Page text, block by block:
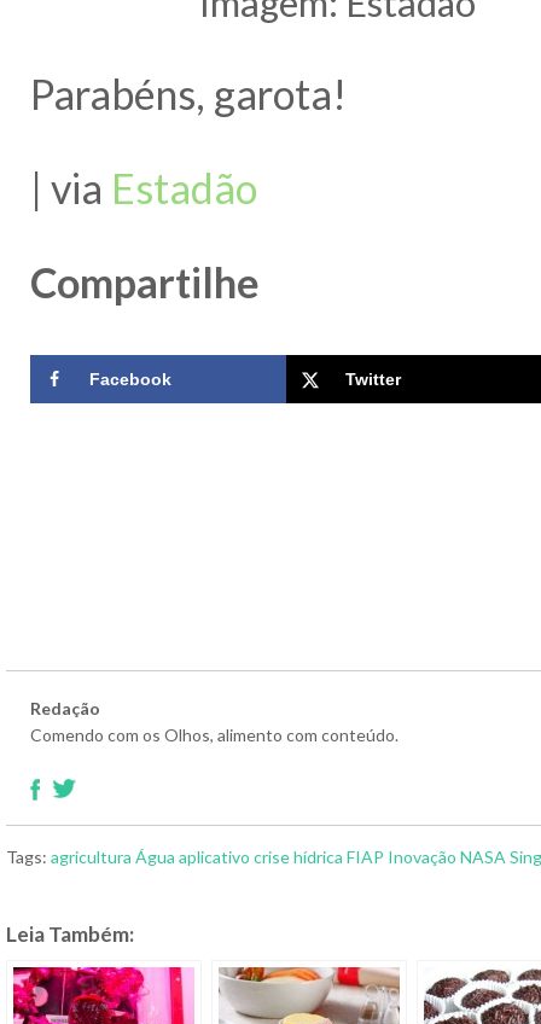
Parabéns, garota!
| via Estadão
Compartilhe
Facebook Twitter
Redação
Comendo com os Olhos, alimento com conteúdo.
Tags: agricultura Água aplicativo crise hídrica FIAP Inovação NASA
Leia Também: